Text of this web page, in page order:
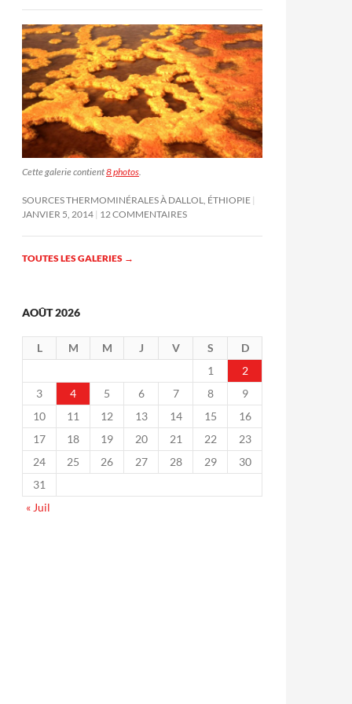
Cette galerie contient8 photos
SOURCES THERMOMINÉRALES À DALLOL, ÉTHIOPIE
JANVIER 5, 2014 12 COMMENTAIRES
TOUTES LES GALERIES →
AOÛT 2026
L M M J V S
D
1
2
3
4 5 6 7 8
9
10
11 12 13 14 15
16
17
18 19 20 21 22
23
24
25 26 27 28 29
30
31
« Juil